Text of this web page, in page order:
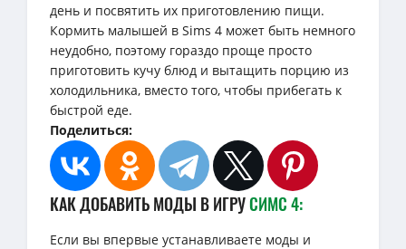
день и посвятить их приготовлению пищи.
Кормить малышей в Sims 4 может быть немного
неудобно, поэтому гораздо проще просто
приготовить кучу блюд и вытащить порцию из
холодильника, вместо того, чтобы прибегать к
быстрой еде.
Поделиться:
КАК ДОБАВИТЬ МОДЫ В ИГРУСИМС 4:
Если вы впервые устанавливаете моды и